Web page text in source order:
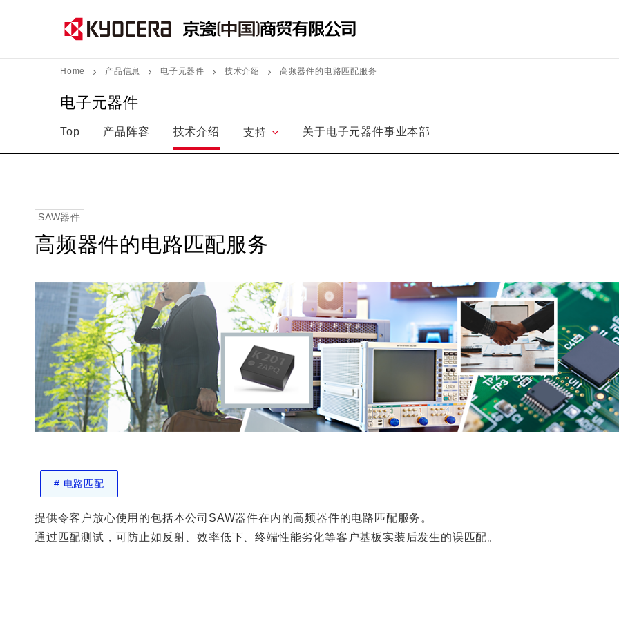
Home 产品信息 电子元器件 技术介绍 高频器件的电路匹配服务
电子元器件
Top 产品阵容 技术介绍 支持 关于电子元器件事业本部
SAW器件
高频器件的电路匹配服务
# 电路匹配
提供令客户放心使用的包括本公司SAW器件在内的高频器件的电路匹配服务。
通过匹配测试，可防止如反射、效率低下、终端性能劣化等客户基板实装后发生的误匹配。